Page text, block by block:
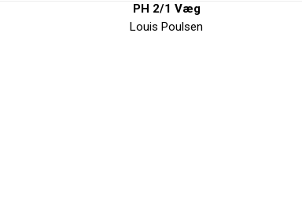
PH 2/1 Væg
Louis Poulsen